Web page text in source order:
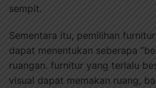
sempit.
Sementara itu, pemilihan
dapat menentukan seberapa
ruangan. furnitur yang terlalu
visual dapat memakan ruang,